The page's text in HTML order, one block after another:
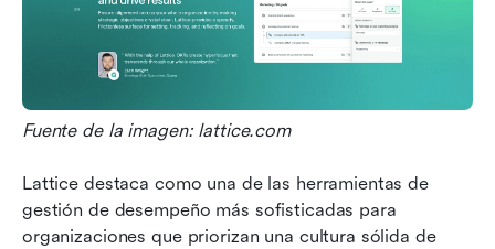
Fuente de la imagen: lattice.com
Lattice destaca como una de las herramientas de
gestión de desempeño más sofisticadas para
organizaciones que priorizan una cultura sólida de